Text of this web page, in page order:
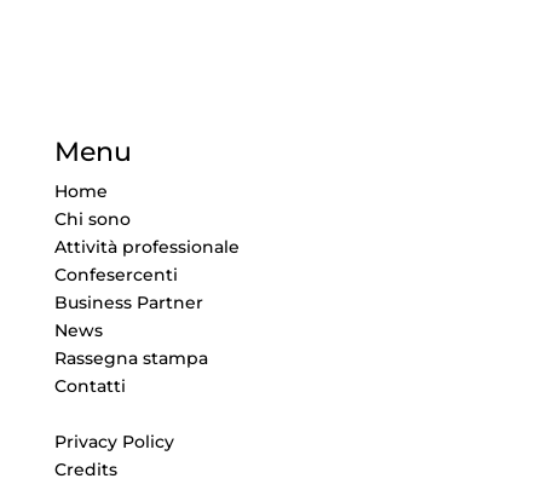
Menu
Home
Chi sono
Attività professionale
Confesercenti
Business Partner
News
Rassegna stampa
Contatti
Privacy Policy
Credits